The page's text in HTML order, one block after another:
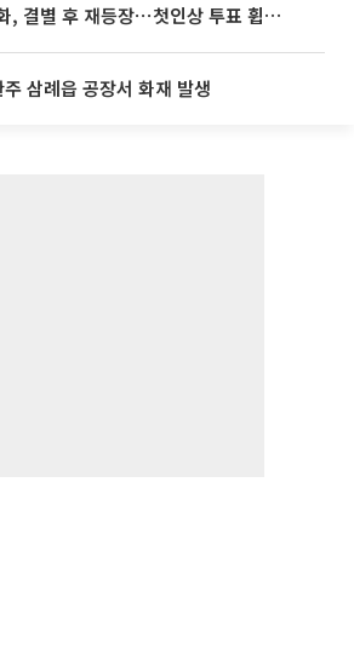
‘나솔사계’ 국화, 결별 후 재등장⋯첫인상 투표 휩쓸고 ‘인기녀’ 등극
삼례읍 공장서 화재 발생